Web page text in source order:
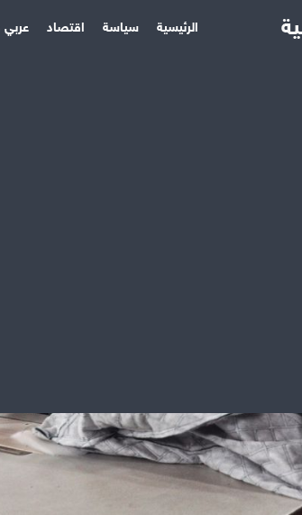
الرئيسية سياسة اقتصاد عربي